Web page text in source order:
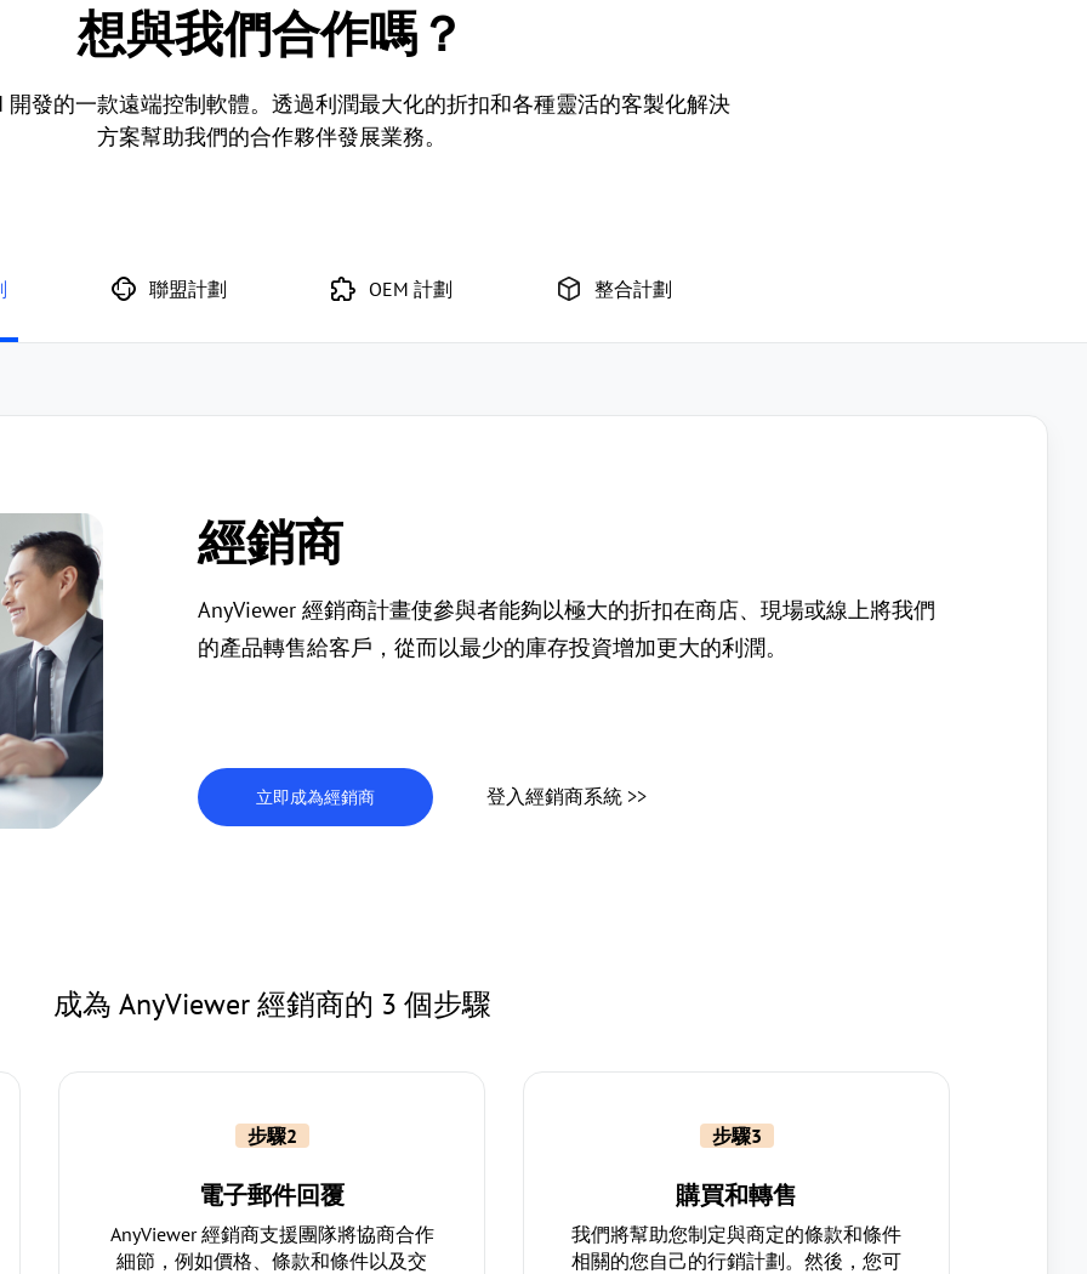
想與我們合作嗎？
開發的一款遠端控制軟體。透過利潤最大化的折扣和各種靈活的客製化解決
方案幫助我們的合作夥伴發展業務。
聯盟計劃 OEM 計劃 整合計劃
經銷商
AnyViewer 經銷商計畫使參與者能夠以極大的折扣在商店、現場或線上將我們
的產品轉售給客戶，從而以最少的庫存投資增加更大的利潤。
立即成為經銷商 登入經銷商系統 >>
成為 AnyViewer 經銷商的 3 個步驟
步驟2
電子郵件回覆
AnyViewer 經銷商支援團隊將協商合作
細節，例如價格、條款和條件以及交
步驟3
購買和轉售
我們將幫助您制定與商定的條款和條件
相關的您自己的行銷計劃。然後，您可